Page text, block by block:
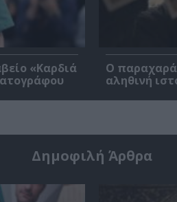
«Καρδιά
Ο
αληθινή
Δημοφιλή Άρθρα